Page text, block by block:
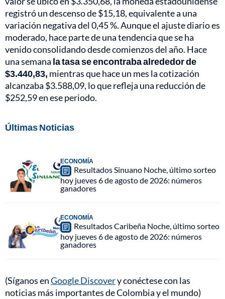
registró un descenso de $15,18, equivalente a una
variación negativa del 0,45 %. Aunque el ajuste diario es
moderado, hace parte de una tendencia que se ha
venido consolidando desde comienzos del año. Hace
una semana la tasa se encontraba alrededor de
$3.440,83, mientras que hace un mes la cotización
alcanzaba $3.588,09, lo que refleja una reducción de
$252,59 en ese periodo.
Últimas Noticias
ECONOMÍA
Resultados Sinuano Noche, último sorteo
hoy jueves 6 de agosto de 2026: números
ganadores
ECONOMÍA
Resultados Caribeña Noche, último sorteo
hoy jueves 6 de agosto de 2026: números
ganadores
(Síganos enGoogle Discovery conéctese con las
noticias más importantes de Colombia y el mundo)